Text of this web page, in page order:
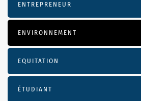
ENTREPRENEUR
ENVIRONNEMENT
EQUITATION
ÉTUDIANT